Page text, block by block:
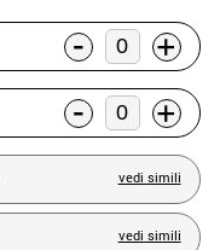
- +
- +
vedi simili
vedi simili